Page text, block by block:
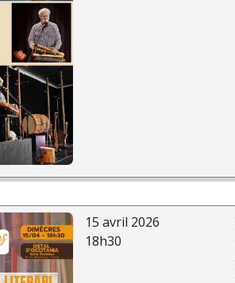
15 avril 2026
18h30